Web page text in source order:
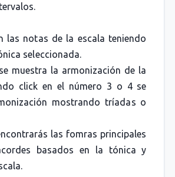
las notas de la escala teniendo
seleccionada.
muestra la armonización de la
click en el número 3 o 4 se
mostrando tríadas o
las fomras principales
basados en la tónica y